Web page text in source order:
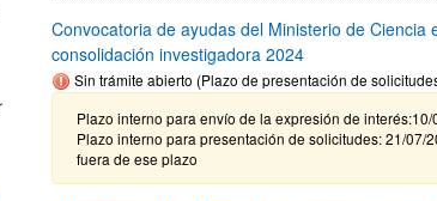
Convocatoria de ayudas del Ministerio de Ciencia
consolidación investigadora 2024
Sin trámite abierto (Plazo de presentación de
Plazo interno para envío de la expresión de interés:10/
Plazo interno para presentación de solicitudes: 21/07/
fuera de ese plazo